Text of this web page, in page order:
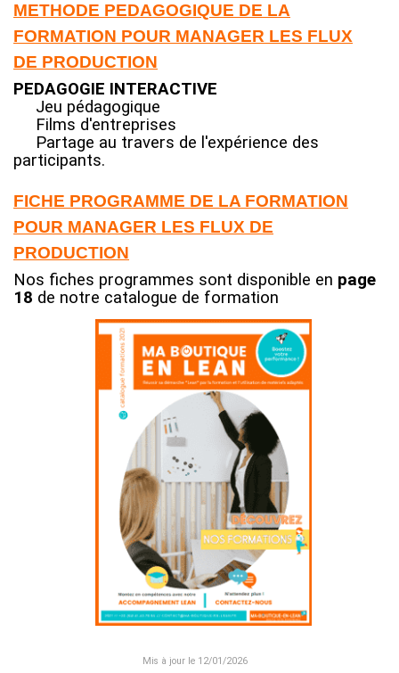
METHODE PEDAGOGIQUE DE LA
FORMATION POUR MANAGER LES FLUX
DE PRODUCTION
PEDAGOGIE INTERACTIVE
Jeu pédagogique
Films d'entreprises
Partage au travers de l'expérience des
participants.
FICHE PROGRAMME DE LA FORMATION
POUR MANAGER LES FLUX DE
PRODUCTION
Nos fiches programmes sont disponible en page
18 de notre catalogue de formation
Mis à jour le 12/01/2026